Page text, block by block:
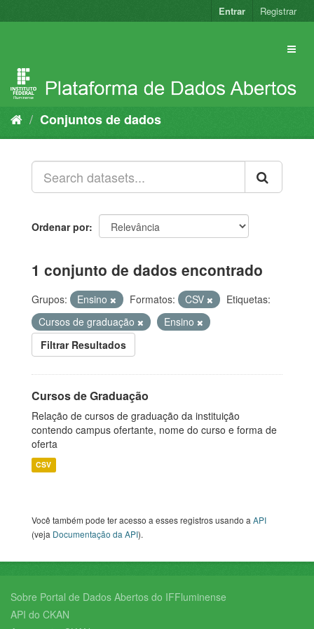
para
Entrar Registrar
Conjuntos de dados
Ordenar por
1 conjunto de dados encontrado
Grupos: Ensino Formatos: CSV
Etiquetas:
Cursos de graduação
Ensino
Filtrar Resultados
Cursos de Graduação
Relação de cursos de graduação da instituição
contendo campus ofertante, nome do curso e forma de
oferta
CSV
Você também pode ter acesso a esses registros usando aAPI
(veja Documentação da API).
Sobre Portal de Dados Abertos do IFFluminense
API do CKAN